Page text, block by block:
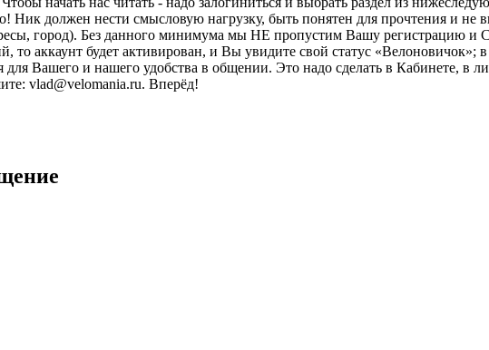
Ник должен нести смысловую нагрузку, быть понятен для прочтения и
город). Без данного минимума мы НЕ пропустим Вашу регистрацию и
аккаунт будет активирован, и Вы увидите свой статус
для Вашего и нашего удобства в общении. Это надо сделать в Кабинете, в
vlad@velomania.ru. Вперёд!